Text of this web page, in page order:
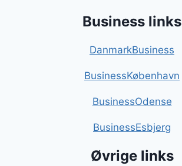
Business links
DanmarkBusiness
BusinessKøbenhavn
BusinessOdense
BusinessEsbjerg
Øvrige links